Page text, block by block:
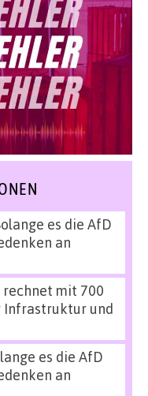
es die AfD
an
rechnet mit 700
Infrastruktur und
es die AfD
an